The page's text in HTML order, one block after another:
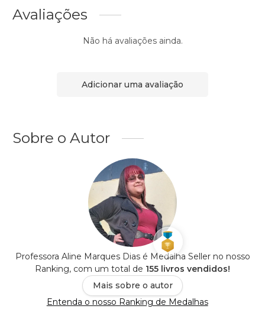
Avaliações
Não há avaliações ainda.
Adicionar uma avaliação
Sobre o Autor
Professora Aline Marques Dias é Medalha Seller no nosso
Ranking, com um total de 155 livros vendidos!
Mais sobre o autor
Entenda o nosso Ranking de Medalhas